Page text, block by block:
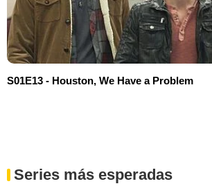
S01E13 - Houston, We Have a Problem
Series más esperadas